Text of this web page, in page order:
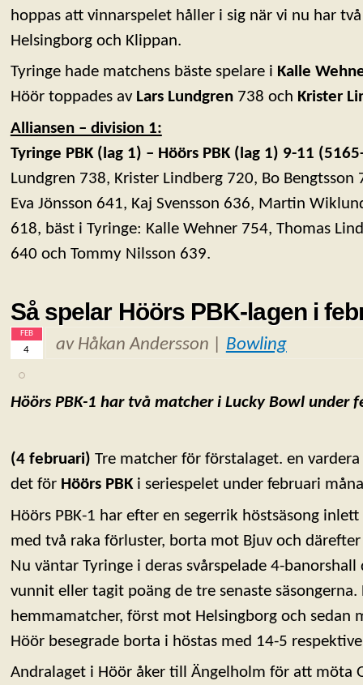
hoppas att vinnarspelet håller i sig när vi nu har
Helsingborg och Klippan.
Tyringe hade matchens bäste spelare i Kalle
Höör toppades av Lars Lundgren 738 och Krister
Alliansen – division 1:
Tyringe PBK (lag 1) – Höörs PBK (lag 1) 9-11
Lundgren 738, Krister Lindberg 720, Bo Bengtsson
Eva Jönsson 641, Kaj Svensson 636, Martin
618, bäst i Tyringe: Kalle Wehner 754, Thomas
640 och Tommy Nilsson 639.
Så spelar Höörs PBK-lagen i
FEB
4 av Håkan Andersson | Bowling
Höörs PBK-1 har två matcher i Lucky Bowl under
(4 februari) Tre matcher för förstalaget. en
det för Höörs PBKi seriespelet under februari
Höörs PBK-1 har efter en segerrik höstsäsong
med två raka förluster, borta mot Bjuv och
Nu väntar Tyringe i deras svårspelade 4-
vunnit eller tagit poäng de tre senaste
hemmamatcher, först mot Helsingborg och sedan
Höör besegrade borta i höstas med 14-5
Andralaget i Höör åker till Ängelholm för att möta